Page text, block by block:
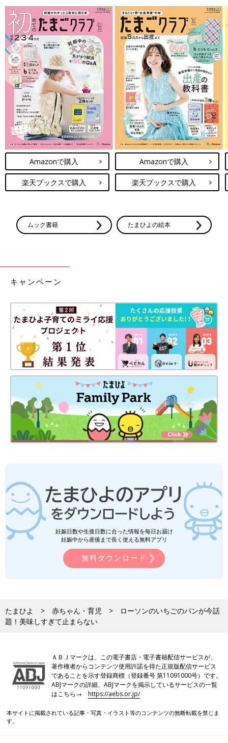
Amazonで購入
楽天ブックスで購入
Amazonで購入
楽天ブックスで購入
ムック書籍 たまひよの絵本
キャンペーン
妊娠日数や生後日数に合った情報を毎日お届け
妊娠中から産後まで長く使える無料アプリ
無料ダウンロード
たまひよ 赤ちゃん・育児
ローソンのいちごのパンが今話
題！美味しすぎて止まらない
ＡＢＪマークは、この電子書店・電子書籍配信サービスが、
著作権者からコンテンツ使用許諾を得た正規版配信サービス
であることを示す登録商標（登録番号 第11091000号）です。
ABJマークの詳細、ABJマークを掲示しているサービスの一覧
はこちら→https://aebs.or.jp/
本サイトに掲載されている記事・写真・イラスト等のコンテンツの無断転載を禁じま
す。